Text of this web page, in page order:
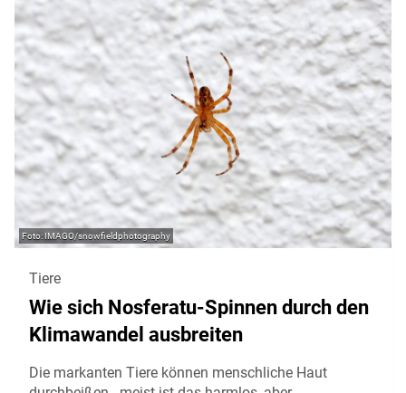
IMAGO/snowfieldphotography
Tiere
Wie sich Nosferatu-Spinnen durch den
Klimawandel ausbreiten
Die markanten Tiere können menschliche Haut